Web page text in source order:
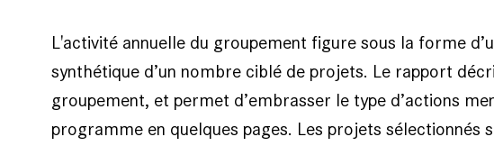
L'activité annuelle du groupement figure sous la forme
synthétique d’un nombre ciblé de projets. Le rapport
groupement, et permet d’embrasser le type d’actions
programme en quelques pages. Les projets sélectionnés